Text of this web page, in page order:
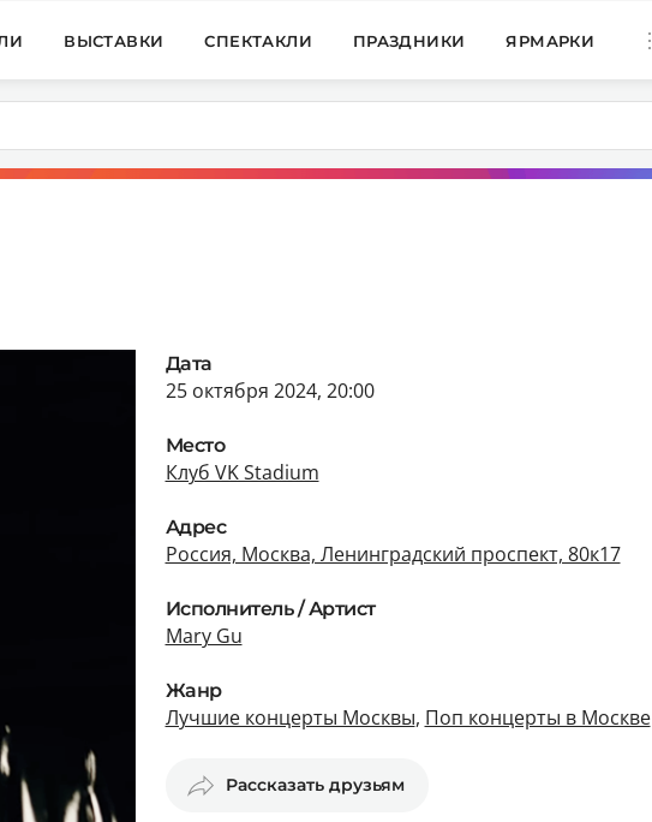
ВЫСТАВКИ СПЕКТАКЛИ ПРАЗДНИКИ ЯРМАРКИ
Дата
25 октября 2024, 20:00
Место
Клуб VK Stadium
Адрес
Россия, Москва, Ленинградский проспект, 80к17
Исполнитель / Артист
Mary Gu
Жанр
Лучшие концерты Москвы, Поп концерты в Москве
Рассказать друзьям